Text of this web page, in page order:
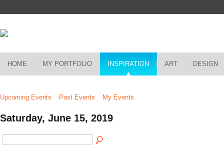
HOME MY PORTFOLIO INSPIRATION ART DESIGN
Upcoming Events Past Events My Events
Saturday, June 15, 2019